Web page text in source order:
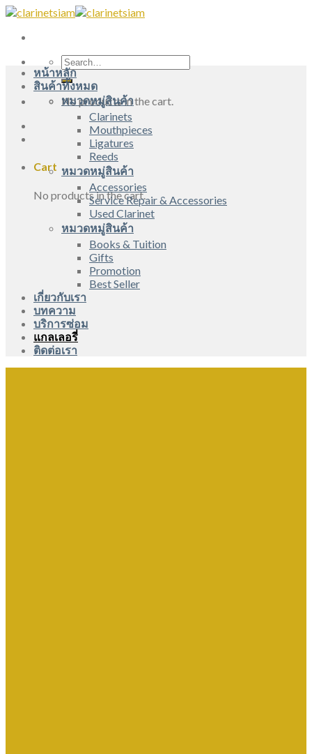
Skip
content
Search
for:
No products in the cart.
Cart
No products in the cart.
หน้าหลัก
สินค้าทั้งหมด
หมวดหมู่สินค้า
Clarinets
Mouthpieces
Ligatures
Reeds
หมวดหมู่สินค้า
Accessories
Service Repair & Accessories
Used Clarinet
หมวดหมู่สินค้า
Books & Tuition
Gifts
Promotion
Best Seller
เกี่ยวกับเรา
บทความ
บริการซ่อม
แกลเลอรี่
ติดต่อเรา